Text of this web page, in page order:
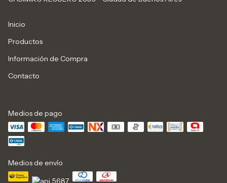
Inicio
Productos
Información de Compra
Contacto
Medios de pago
Medios de envío